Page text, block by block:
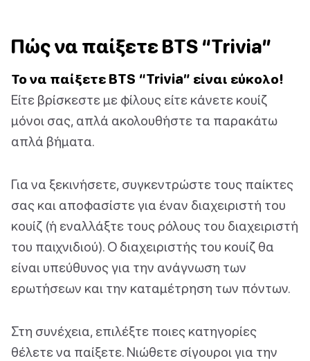
Πώς να παίξετε BTS “Trivia”
Το να παίξετε BTS “Trivia” είναι εύκολο!
Είτε βρίσκεστε με φίλους είτε κάνετε κουίζ
μόνοι σας, απλά ακολουθήστε τα παρακάτω
απλά βήματα.
Για να ξεκινήσετε, συγκεντρώστε τους παίκτες
σας και αποφασίστε για έναν διαχειριστή του
κουίζ (ή εναλλάξτε τους ρόλους του διαχειριστή
του παιχνιδιού). Ο διαχειριστής του κουίζ θα
είναι υπεύθυνος για την ανάγνωση των
ερωτήσεων και την καταμέτρηση των πόντων.
Στη συνέχεια, επιλέξτε ποιες κατηγορίες
θέλετε να παίξετε. Νιώθετε σίγουροι για την